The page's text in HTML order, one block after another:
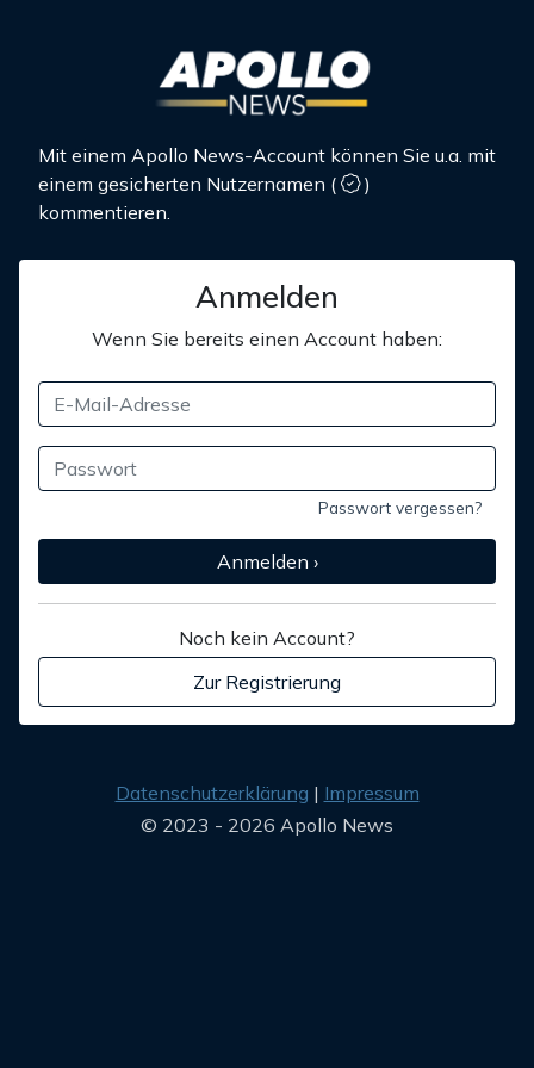
Mit einem Apollo News-Account können Sie u.a. mit
einem gesicherten Nutzernamen (
)
kommentieren.
Anmelden
Wenn Sie bereits einen Account haben:
Passwort vergessen?
Anmelden ›
Noch kein Account?
Zur Registrierung
Datenschutzerklärung
Impressum
© 2023 - 2026 Apollo News